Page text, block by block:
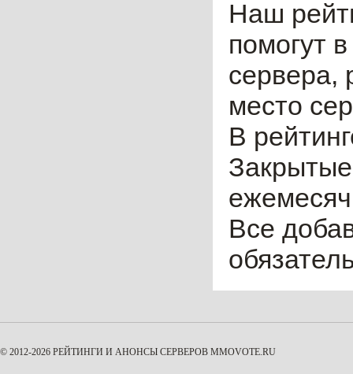
Наш
помогут
сервера,
место
В
Все
© 2012-2026 РЕЙТИНГИ И АНОНСЫ СЕРВЕРОВ MMOVOTE.RU